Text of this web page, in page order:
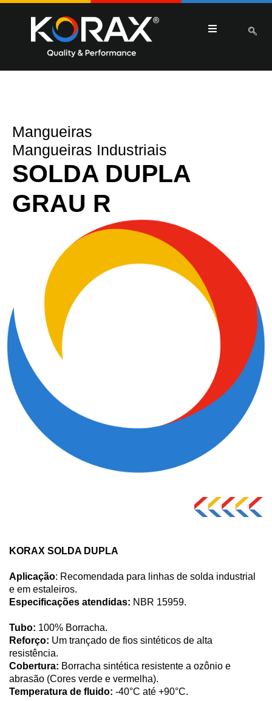
Mangueiras
Mangueiras Industriais
SOLDA DUPLA
GRAU R
KORAX SOLDA DUPLA
Aplicação: Recomendada para linhas de solda industrial
e em estaleiros.
Especificações atendidas: NBR 15959.
Tubo: 100% Borracha.
Reforço: Um trançado de fios sintéticos de alta
resistência.
Cobertura: Borracha sintética resistente a ozônio e
abrasão (Cores verde e vermelha).
Temperatura de fluido: -40°C até +90°C.